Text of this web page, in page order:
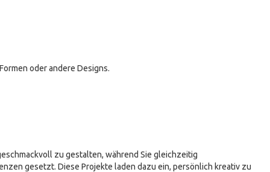
oder andere Designs.
zu gestalten, während Sie gleichzeitig
gesetzt. Diese Projekte laden dazu ein, persönlich kreativ zu